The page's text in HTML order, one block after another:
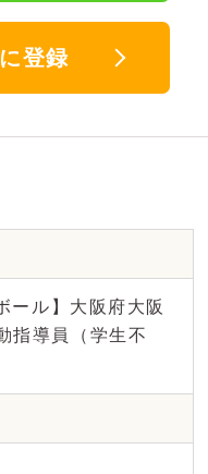
登録
ル】大阪府大阪
指導員（学生不